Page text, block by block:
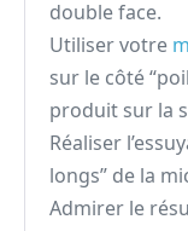
double face.
Utiliser votre
sur le côté
produit sur la
Réaliser
longs” de la
Admirer le